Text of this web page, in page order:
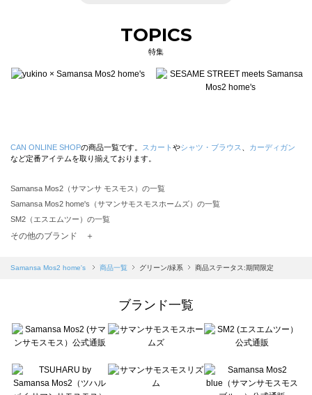
TOPICS
特集
CAN ONLINE SHOPの商品一覧です。 スカート やシャツ・ブラウス
カーディガン
など定番アイテムを取り揃えております。
Samansa Mos2（サマンサ モスモス）の一覧
Samansa Mos2 home's（サマンサモスモスホームズ）の一覧
SM2（エスエムツー）の一覧
TSUHARU by Samansa Mos2（ツハルバイサマンサモスモス）の一覧
Samansa Mos2 blue（サマンサモスモス ブルー）の一覧
Te chichi（テチチ）の一覧
Te chichi CLASSIC（テチチ クラシック）の一覧
Lugnoncure（ルノンキュール）の一覧
BETTY'S BLUE（べティーズブルー）の一覧
その他のブランド ＋
Samansa Mos2 home's 商品一覧 グリーン/緑系 商品ステータス:期間限定
ブランド一覧